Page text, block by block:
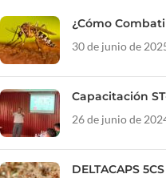
¿Cómo
30 de junio de
Capacitación
26 de junio de
DELTACAPS 5CS